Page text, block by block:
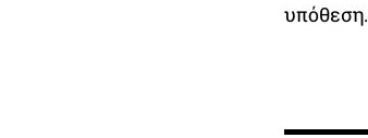
υπόθεση.